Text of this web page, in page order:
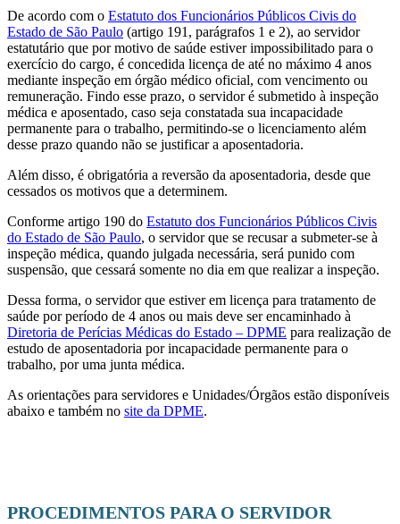
De acordo com o Estatuto dos Funcionários Públicos Civis do
Estado de São Paulo (artigo 191, parágrafos 1 e 2), ao servidor
estatutário que por motivo de saúde estiver impossibilitado para o
exercício do cargo, é concedida licença de até no máximo 4 anos
mediante inspeção em órgão médico oficial, com vencimento ou
remuneração. Findo esse prazo, o servidor é submetido à inspeção
médica e aposentado, caso seja constatada sua incapacidade
permanente para o trabalho, permitindo-se o licenciamento além
desse prazo quando não se justificar a aposentadoria.
Além disso, é obrigatória a reversão da aposentadoria, desde que
cessados os motivos que a determinem.
Conforme artigo 190 do Estatuto dos Funcionários Públicos Civis
do Estado de São Paulo, o servidor que se recusar a submeter-se à
inspeção médica, quando julgada necessária, será punido com
suspensão, que cessará somente no dia em que realizar a inspeção.
Dessa forma, o servidor que estiver em licença para tratamento de
saúde por período de 4 anos ou mais deve ser encaminhado à
Diretoria de Perícias Médicas do Estado – DPME para realização de
estudo de aposentadoria por incapacidade permanente para o
trabalho, por uma junta médica.
As orientações para servidores e Unidades/Órgãos estão disponíveis
abaixo e também no site da DPME.
PROCEDIMENTOS PARA O SERVIDOR